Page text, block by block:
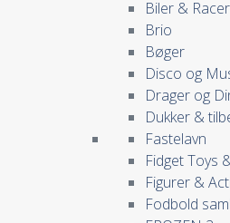
Biler &
Brio
Bøger
Disco og
Drager og
Dukker &
Fastelavn
Fidget Toys
Figurer &
Fodbold